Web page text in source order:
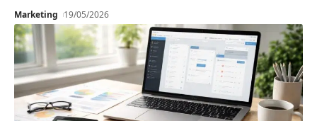
Marketing 19/05/2026